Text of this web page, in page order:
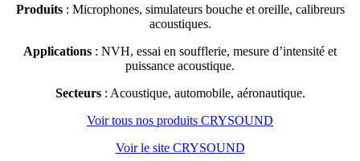
Produits : Microphones, simulateurs bouche et oreille, calibreurs
acoustiques.
Applications : NVH, essai en soufflerie, mesure d’intensité et
puissance acoustique.
Secteurs: Acoustique, automobile, aéronautique.
Voir tous nos produits CRYSOUND
Voir le site CRYSOUND